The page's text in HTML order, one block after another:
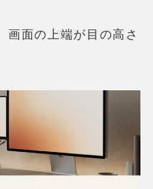
画面の上端が目の高さ